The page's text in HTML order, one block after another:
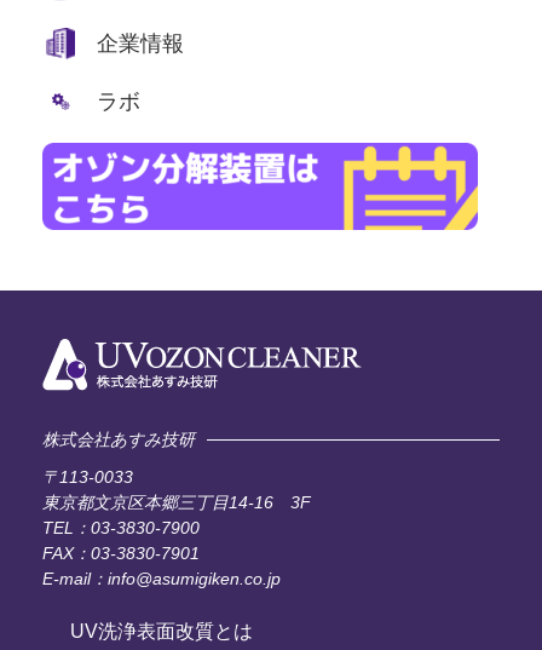
企業情報
ラボ
株式会社あすみ技研
〒113-0033
東京都文京区本郷三丁目14-16 3F
TEL：03-3830-7900
FAX：03-3830-7901
E-mail：info@asumigiken.co.jp
UV洗浄表面改質とは